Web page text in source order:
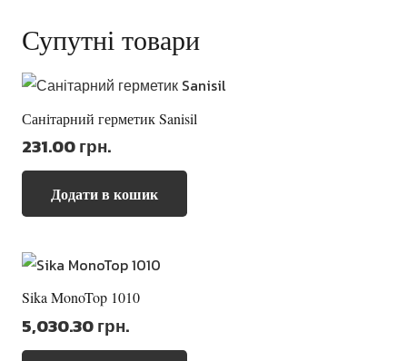
Супутні товари
Санітарний герметик Sanisil
231.00грн.
Додати в кошик
Sika MonoTop 1010
5,030.30грн.